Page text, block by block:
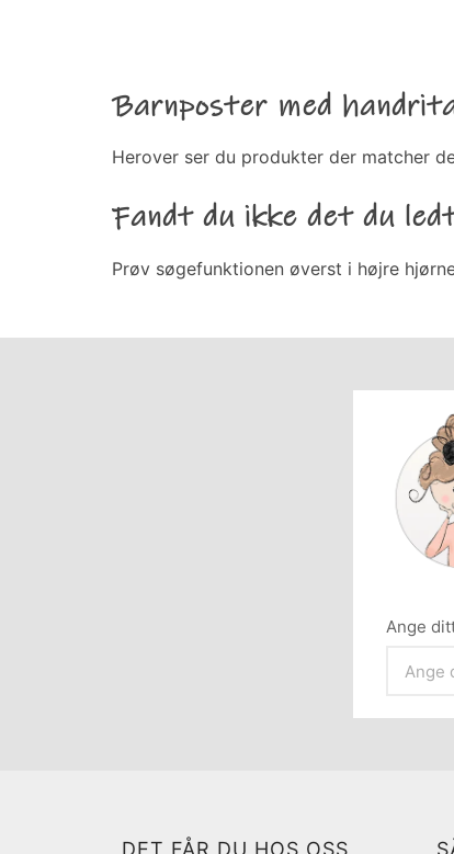
Barnposter med
Herover ser du produkter der matcher
Fandt du ikke det du
Prøv søgefunktionen øverst i højre
Ange
DET FÅR DU HOS OSS